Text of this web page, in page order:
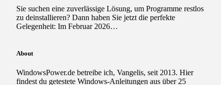
Sie suchen eine zuverlässige Lösung, um Programme restlos
zu deinstallieren? Dann haben Sie jetzt die perfekte
Gelegenheit: Im Februar 2026…
About
WindowsPower.de betreibe ich, Vangelis, seit 2013. Hier
findest du getestete Windows-Anleitungen aus über 25